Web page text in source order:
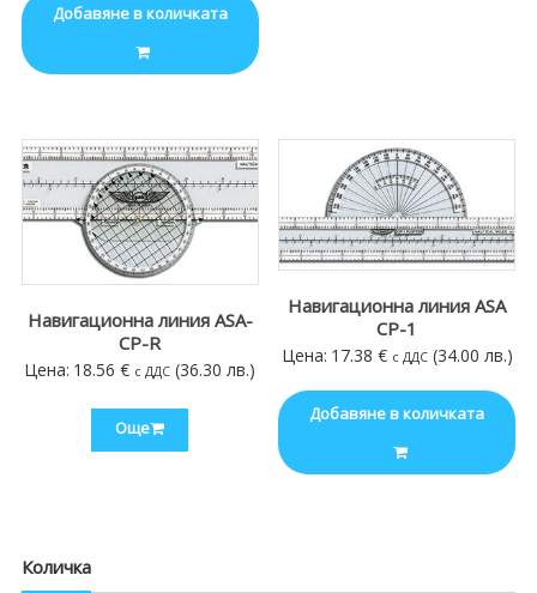
Добавяне в количката
Навигационна линия ASA-
CP-R
Цена: 18.56€ с ДДС (36.30 лв.)
Още
Навигационна линия ASA
CP-1
Цена: 17.38 € с ДДС (34.00 лв.)
Добавяне в количката
Количка